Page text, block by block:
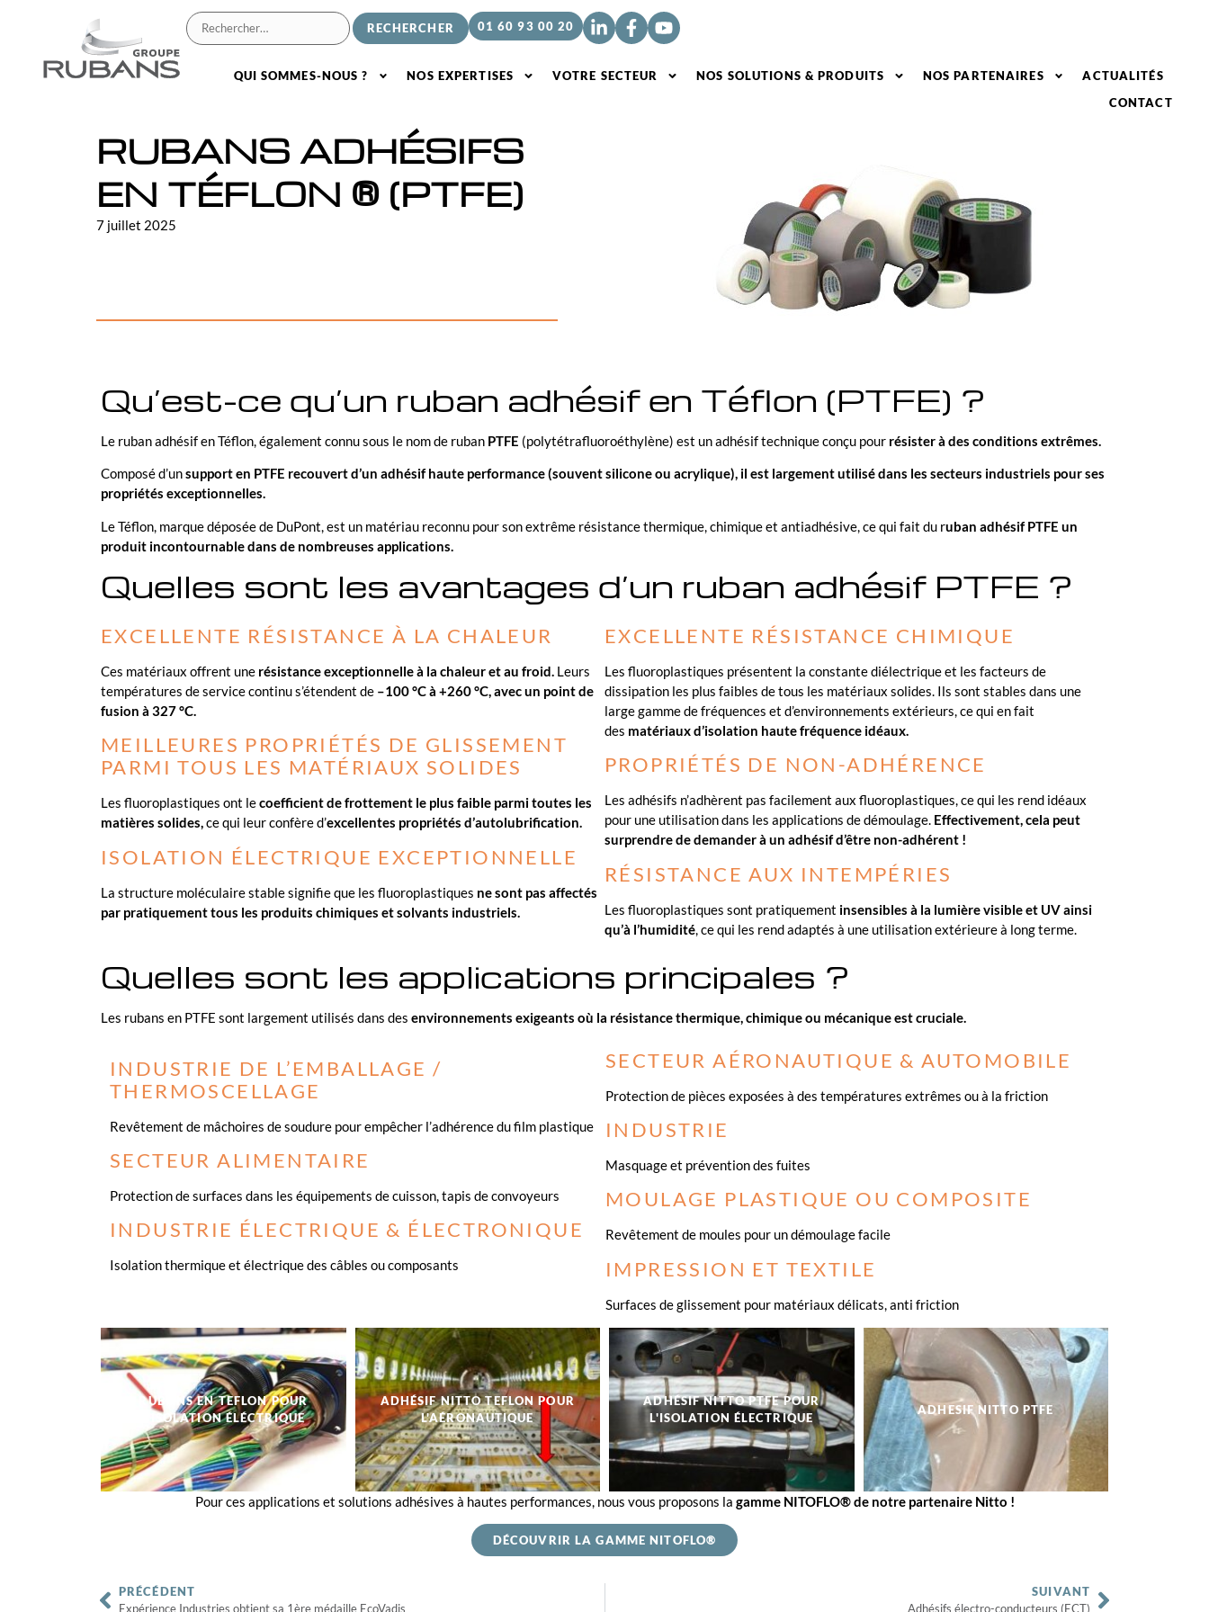
01 60 93 00 20
QUI SOMMES-NOUS ? NOS EXPERTISES VOTRE SECTEUR NOS SOLUTIONS & PRODUITS NOS PARTENAIRES
ACTUALITÉS
CONTACT
RUBANS ADHÉSIFS
EN TÉFLON ® (PTFE)
7 juillet 2025
Qu’est-ce qu’un ruban adhésif en Téflon (PTFE) ?
Le ruban adhésif en Téflon, également connu sous le nom de ruban PTFE (polytétrafluoroéthylène) est un adhésif technique conçu pour résister à des conditions extrêmes.
Composé d’unsupport en PTFE recouvert d’un adhésif haute performance (souvent silicone ou acrylique), il est largement utilisé dans les secteurs industriels pour ses
propriétés exceptionnelles.
Le Téflon, marque déposée de DuPont, est un matériau reconnu pour son extrême résistance thermique, chimique et antiadhésive, ce qui fait du ruban adhésif PTFE un
produit incontournable dans de nombreuses applications.
Quelles sont les avantages d’un ruban adhésif PTFE ?
EXCELLENTE RÉSISTANCE À LA CHALEUR
Ces matériaux offrent une résistance exceptionnelle à la chaleur et au froid. Leurs
températures de service continu s’étendent de –100 °C à +260 °C, avec un point de
fusion à 327 °C.
MEILLEURES PROPRIÉTÉS DE GLISSEMENT
PARMI TOUS LES MATÉRIAUX SOLIDES
Les fluoroplastiques ont lecoefficient de frottement le plus faible parmi toutes les
matières solides,ce qui leur confère d’excellentes propriétés d’autolubrification.
ISOLATION ÉLECTRIQUE EXCEPTIONNELLE
La structure moléculaire stable signifie que les fluoroplastiques ne sont pas affectés
par pratiquement tous les produits chimiques et solvants industriels.
EXCELLENTE RÉSISTANCE CHIMIQUE
Les fluoroplastiques présentent la constante diélectrique et les facteurs de
dissipation les plus faibles de tous les matériaux solides. Ils sont stables dans une
large gamme de fréquences et d’environnements extérieurs, ce qui en fait
des matériaux d’isolation haute fréquence idéaux.
PROPRIÉTÉS DE NON-ADHÉRENCE
Les adhésifs n’adhèrent pas facilement aux fluoroplastiques, ce qui les rend idéaux
pour une utilisation dans les applications de démoulage. Effectivement, cela peut
surprendre de demander à un adhésif d’être non-adhérent !
RÉSISTANCE AUX INTEMPÉRIES
Les fluoroplastiques sont pratiquement insensibles à la lumière visible et UV ainsi
qu’à l’humidité, ce qui les rend adaptés à une utilisation extérieure à long terme.
Quelles sont les applications principales ?
Les rubans en PTFE sont largement utilisés dans des environnements exigeants où la résistance thermique, chimique ou mécanique est cruciale.
INDUSTRIE DE L’EMBALLAGE /
THERMOSCELLAGE
Revêtement de mâchoires de soudure pour empêcher l’adhérence du film plastique
SECTEUR ALIMENTAIRE
Protection de surfaces dans les équipements de cuisson, tapis de convoyeurs
INDUSTRIE ÉLECTRIQUE & ÉLECTRONIQUE
Isolation thermique et électrique des câbles ou composants
SECTEUR AÉRONAUTIQUE & AUTOMOBILE
Protection de pièces exposées à des températures extrêmes ou à la friction
INDUSTRIE
Masquage et prévention des fuites
MOULAGE PLASTIQUE OU COMPOSITE
Revêtement de moules pour un démoulage facile
IMPRESSION ET TEXTILE
Surfaces de glissement pour matériaux délicats, anti friction
RUBANS EN TEFLON POUR
L'ISOLATION ÉLÉCTRIQUE
ADHÉSIF NITTO TEFLON POUR
L'AÉRONAUTIQUE
ADHÉSIF NITTO PTFE POUR
L'ISOLATION ÉLECTRIQUE
ADHESIF NITTO PTFE
Pour ces applications et solutions adhésives à hautes performances, nous vous proposons la gamme NITOFLO® de notre partenaire Nitto !
DÉCOUVRIR LA GAMME NITOFLO®
PRÉCÉDENT
Expérience Industries obtient sa 1ère médaille EcoVadis
SUIVANT
Adhésifs électro-conducteurs (ECT)